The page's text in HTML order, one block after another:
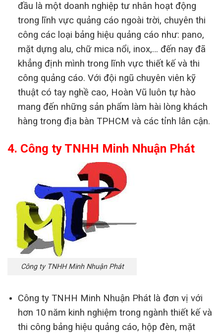
đầu là một doanh nghiệp tư nhân hoạt động
trong lĩnh vực quảng cáo ngoài trời, chuyên thi
công các loại bảng hiệu quảng cáo như: pano,
mặt dựng alu, chữ mica nổi, inox,… đến nay đã
khẳng định mình trong lĩnh vực thiết kế và thi
công quảng cáo. Với đội ngũ chuyên viên kỹ
thuật có tay nghề cao, Hoàn Vũ luôn tự hào
mang đến những sản phẩm làm hài lòng khách
hàng trong địa bàn TPHCM và các tỉnh lân cận.
4. Công ty TNHH Minh Nhuận Phát
Công ty TNHH Minh Nhuận Phát
Công ty TNHH Minh Nhuận Phát là đơn vị với
hơn 10 năm kinh nghiệm trong ngành thiết kế và
thi công bảng hiệu quảng cáo, hộp đèn, mặt